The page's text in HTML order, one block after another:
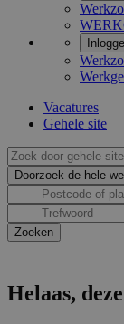
Vacatures
Gehele site
Helaas,